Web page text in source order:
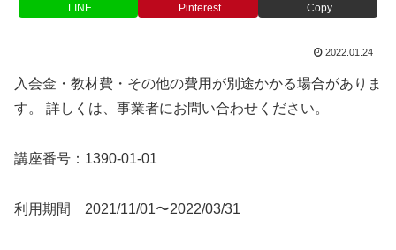
LINE Pinterest Copy
2022.01.24
入会金・教材費・その他の費用が別途かかる場合がありま
す。 詳しくは、事業者にお問い合わせください。
講座番号：1390-01-01
利用期間 2021/11/01〜2022/03/31